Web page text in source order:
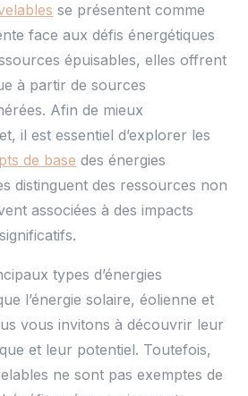
se présentent comme
face aux défis énergétiques
épuisables, elles offrent
à partir de sources
Afin de mieux
il est essentiel d’explorer les
de base des énergies
distinguent des ressources non
associées à des impacts
types d’énergies
l’énergie solaire, éolienne et
vous invitons à découvrir leur
et leur potentiel. Toutefois,
ne sont pas exemptes de